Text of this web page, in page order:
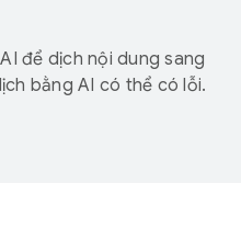
để dịch nội dung sang
bằng AI có thể có lỗi.